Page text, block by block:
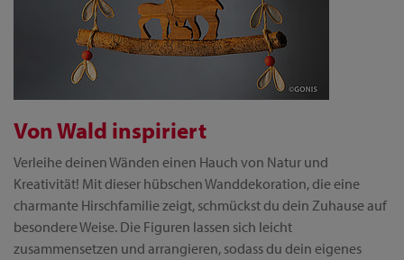
Von Wald inspiriert
Verleihe deinen Wänden einen Hauch von Natur und
Kreativität! Mit dieser hübschen Wanddekoration, die eine
charmante Hirschfamilie zeigt, schmückst du dein Zuhause auf
besondere Weise. Die Figuren lassen sich leicht
zusammensetzen und arrangieren, sodass du dein eigenes